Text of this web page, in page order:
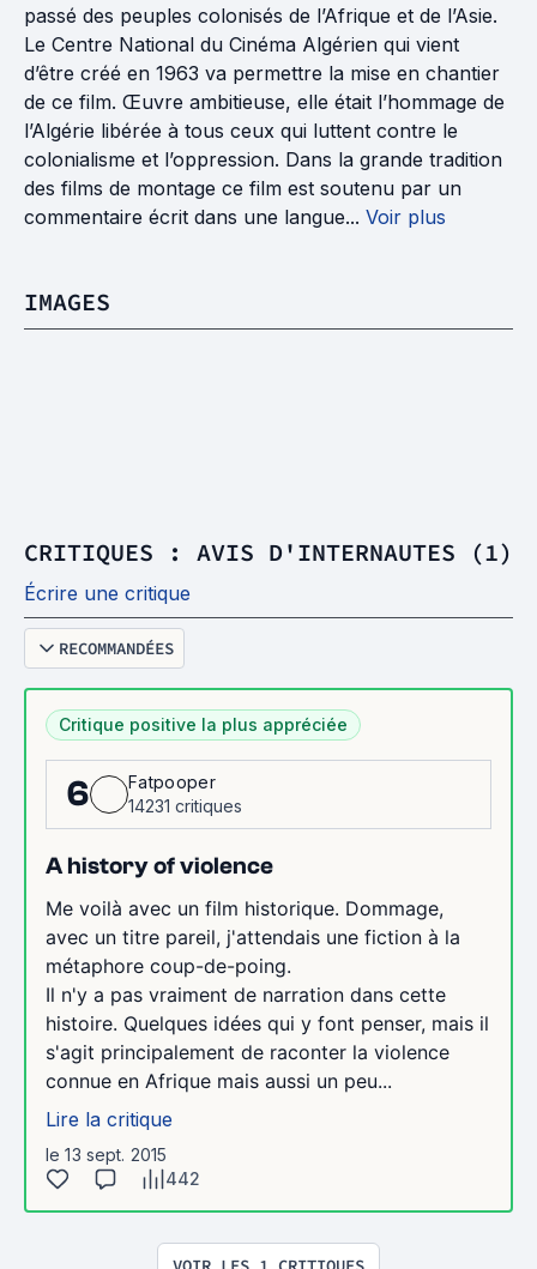
passé des peuples colonisés de l’Afrique et de l’Asie.
Le Centre National du Cinéma Algérien qui vient
d’être créé en 1963 va permettre la mise en chantier
de ce film. Œuvre ambitieuse, elle était l’hommage de
l’Algérie libérée à tous ceux qui luttent contre le
colonialisme et l’oppression. Dans la grande tradition
des films de montage ce film est soutenu par un
commentaire écrit dans une langue... Voir plus
IMAGES
CRITIQUES : AVIS D'INTERNAUTES (1)
Écrire une critique
RECOMMANDÉES
Critique positive la plus appréciée
6
Fatpooper
14231 critiques
A history of violence
Me voilà avec un film historique. Dommage,
avec un titre pareil, j'attendais une fiction à la
métaphore coup-de-poing.
Il n'y a pas vraiment de narration dans cette
histoire. Quelques idées qui y font penser, mais il
s'agit principalement de raconter la violence
connue en Afrique mais aussi un peu...
Lire la critique
le 13 sept. 2015
442